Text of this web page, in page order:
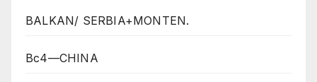
BALKAN/ SERBIA+MONTEN.
Bc4—CHINA